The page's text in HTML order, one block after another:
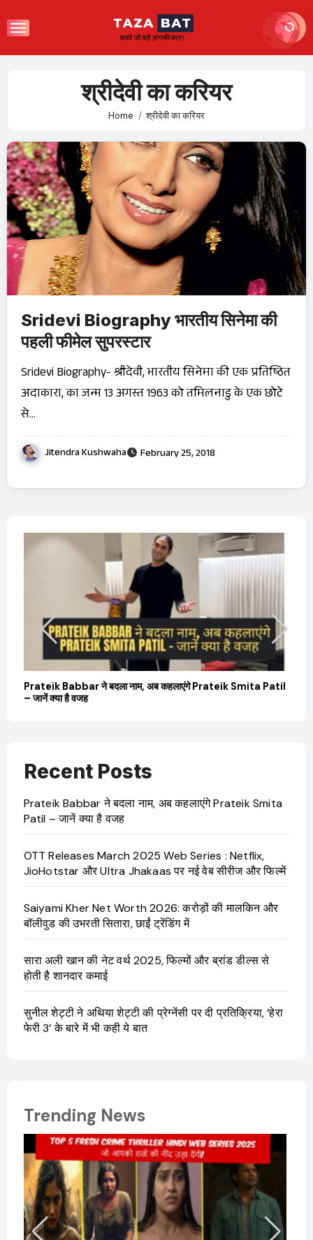
to
श्रीदेवी का करियर
Home श्रीदेवी का करियर
Sridevi Biography भारतीय सिनेमा की
पहली फीमेल सुपरस्टार
Sridevi Biography- श्रीदेवी, भारतीय सिनेमा की एक प्रतिष्ठित
अदाकारा, का जन्म 13 अगस्त 1963 को तमिलनाडु के एक छोटे
से…
Jitendra Kushwaha February 25, 2018
Prateik Babbar ने बदला नाम, अब कहलाएंगे Prateik Smita Patil
– जानें क्या है वजह
Recent Posts
Prateik Babbar ने बदला नाम, अब कहलाएंगे Prateik Smita
Patil – जानें क्या है वजह
OTT Releases March 2025 Web Series : Netflix,
JioHotstar और Ultra Jhakaas पर नई वेब सीरीज और फिल्में
Saiyami Kher Net Worth 2026: करोड़ों की मालकिन और
बॉलीवुड की उभरती सितारा, छाईं ट्रेंडिंग में
सारा अली खान की नेट वर्थ 2025, फिल्मों और ब्रांड डील्स से
होती है शानदार कमाई
सुनील शेट्टी ने अथिया शेट्टी की प्रेग्नेंसी पर दी प्रतिक्रिया, ‘हेरा
फेरी 3’ के बारे में भी कही ये बात
Trending News